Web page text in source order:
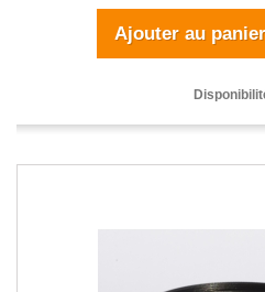
Ajouter au panier